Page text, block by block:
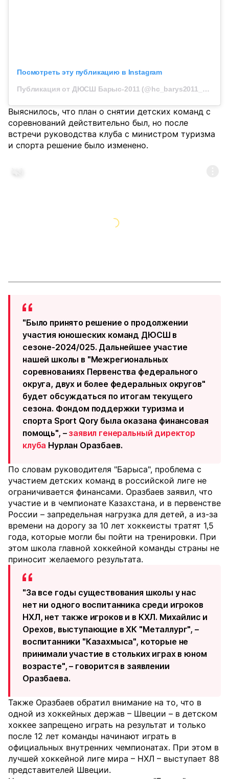
Посмотреть эту публикацию в Instagram
Публикация от ДЮСШ Барыс-2011 (@hc_barys2011_official)
Выяснилось, что план о снятии детских команд с
соревнований действительно был, но после
встречи руководства клуба с министром туризма
и спорта решение было изменено.
"Было принято решение о продолжении
участия юношеских команд ДЮСШ в
сезоне-2024/025. Дальнейшее участие
нашей школы в "Межрегиональных
соревнованиях Первенства федерального
округа, двух и более федеральных округов"
будет обсуждаться по итогам текущего
сезона. Фондом поддержки туризма и
спорта Sport Qory была оказана финансовая
помощь", – заявил генеральный директор
клуба Нурлан Оразбаев.
По словам руководителя "Барыса", проблема с
участием детских команд в российской лиге не
ограничивается финансами. Оразбаев заявил, что
участие и в чемпионате Казахстана, и в первенстве
России – запредельная нагрузка для детей, а из-за
времени на дорогу за 10 лет хоккеисты тратят 1,5
года, которые могли бы пойти на тренировки. При
этом школа главной хоккейной команды страны не
приносит желаемого результата.
"За все годы существования школы у нас
нет ни одного воспитанника среди игроков
НХЛ, нет также игроков и в КХЛ. Михайлис и
Орехов, выступающие в ХК "Металлург", –
воспитанники "Казахмыса", которые не
принимали участие в стольких играх в юном
возрасте", – говорится в заявлении
Оразбаева.
Также Оразбаев обратил внимание на то, что в
одной из хоккейных держав – Швеции – в детском
хоккее запрещено играть на результат и только
после 12 лет команды начинают играть в
официальных внутренних чемпионатах. При этом в
лучшей хоккейной лиге мира – НХЛ – выступает 88
представителей Швеции.